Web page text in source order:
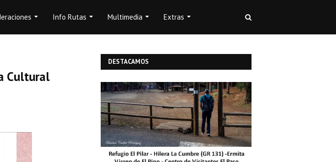
Info Rutas Multimedia Extras
Cultural
DESTACAMOS